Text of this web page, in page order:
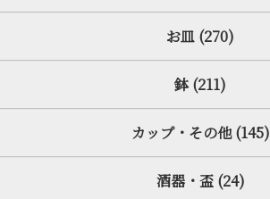
お皿 (270)
鉢 (211)
カップ・その他 (145)
酒器・盃 (24)